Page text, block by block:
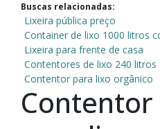
Buscas relacionadas:
Lixeira pública preço
Container de lixo 1000 litros
Lixeira para frente de casa
Contentores de lixo 240 litros
Contentor para lixo orgânico